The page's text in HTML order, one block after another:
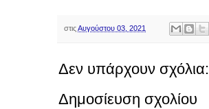
στιςΑυγούστου 03, 2021
Δεν υπάρχουν σχόλια:
Δημοσίευση σχολίου